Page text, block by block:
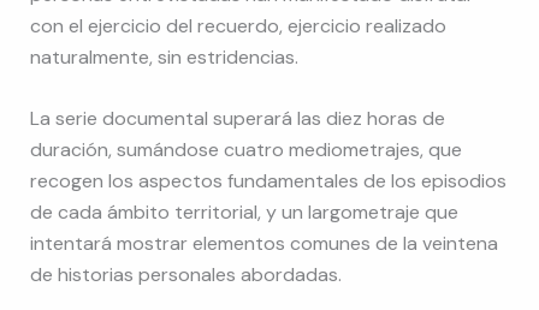
con el ejercicio del recuerdo, ejercicio realizado
naturalmente, sin estridencias.
La serie documental superará las diez horas de
duración, sumándose cuatro mediometrajes, que
recogen los aspectos fundamentales de los episodios
de cada ámbito territorial, y un largometraje que
intentará mostrar elementos comunes de la veintena
de historias personales abordadas.